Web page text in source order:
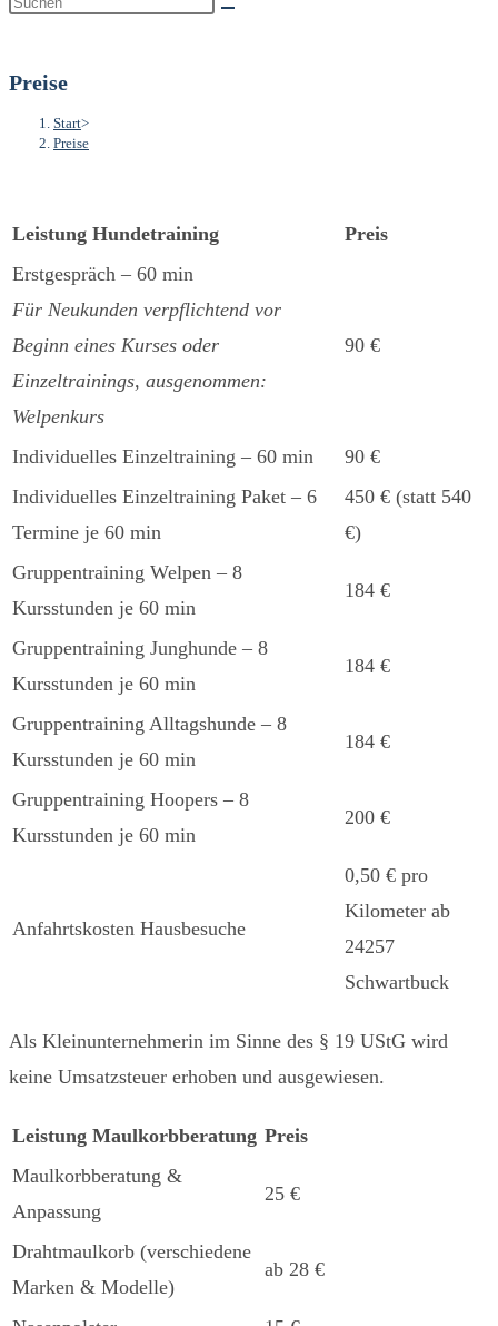
Preise
Start>
Preise
Leistung Hundetraining
Preis
Erstgespräch – 60 min
Für Neukunden verpflichtend vor
Beginn eines Kurses oder
Einzeltrainings, ausgenommen:
Welpenkurs
90 €
Individuelles Einzeltraining – 60 min
90 €
Individuelles Einzeltraining Paket – 6
Termine je 60 min
450 € (statt 540
€)
Gruppentraining Welpen – 8
Kursstunden je 60 min
184 €
Gruppentraining Junghunde – 8
Kursstunden je 60 min
184 €
Gruppentraining Alltagshunde – 8
Kursstunden je 60 min
184 €
Gruppentraining Hoopers – 8
Kursstunden je 60 min
200 €
Anfahrtskosten Hausbesuche
0,50 € pro
Kilometer ab
24257
Schwartbuck
Als Kleinunternehmerin im Sinne des § 19 UStG wird
keine Umsatzsteuer erhoben und ausgewiesen.
Leistung Maulkorbberatung Preis
Maulkorbberatung &
Anpassung
25 €
Drahtmaulkorb (verschiedene
Marken & Modelle)
ab 28 €